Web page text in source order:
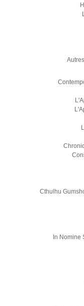
Cthulhu
In Nomine